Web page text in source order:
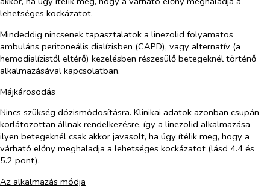
lehetséges kockázatot.
Mindeddig nincsenek tapasztalatok a linezolid folyamatos
ambuláns peritoneális dialízisben (CAPD), vagy alternatív (a
hemodialízistől eltérő) kezelésben részesülő betegeknél történő
alkalmazásával kapcsolatban.
Májkárosodás
Nincs szükség dózismódosításra. Klinikai adatok azonban csupán
korlátozottan állnak rendelkezésre, így a linezolid alkalmazása
ilyen betegeknél csak akkor javasolt, ha úgy ítélik meg, hogy a
várható előny meghaladja a lehetséges kockázatot (lásd 4.4 és
5.2 pont).
Az alkalmazás módja